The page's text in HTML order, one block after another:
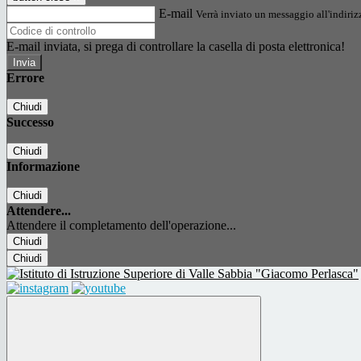
E-mail Verrà inviato un messaggio
E-mail inviata, si prega di controllare la casella di posta elettronica!
Errore
Chiudi
Successo
Chiudi
Informazione
Chiudi
Attendere...
Attendere il completamento dell'operazione...
Chiudi
Chiudi